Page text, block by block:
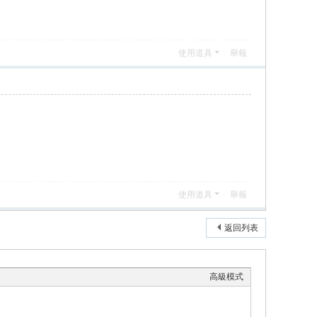
使用道具 舉報
使用道具 舉報
返回列表
高級模式